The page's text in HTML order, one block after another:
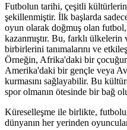
Futbolun tarihi, çeşitli
şekillenmiştir. İlk başlarda
oyun olarak doğmuş olan
kazanmıştır. Bu, farklı
birbirlerini tanımalarını ve
Örneğin, Afrika'daki bir
Amerika'daki bir gençle veya
kurmasını sağlayabilir. Bu
spor olmanın ötesinde bir bağ
Küreselleşme ile birlikte,
dünyanın her yerinden